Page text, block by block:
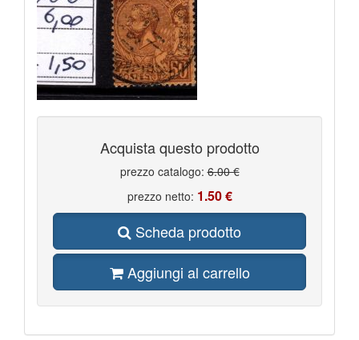
Acquista questo prodotto
prezzo catalogo:6.00 €
prezzo netto: 1.50 €
Scheda prodotto
Aggiungi al carrello